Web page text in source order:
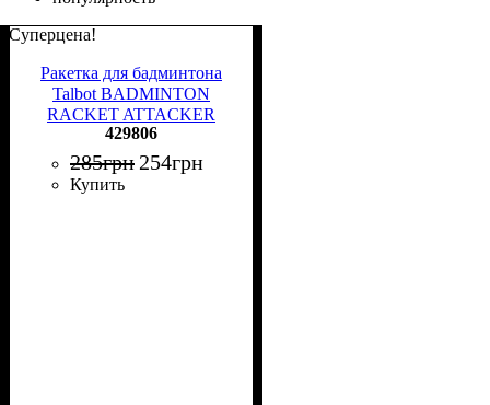
Суперцена!
Ракетка для бадминтона
Talbot BADMINTON
RACKET ATTACKER
желто-голубо-салатовая
429806
429806
285грн 254грн
Купить